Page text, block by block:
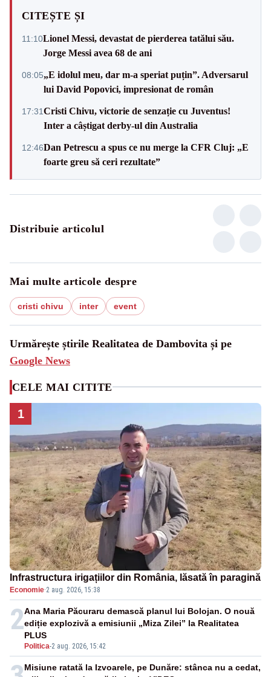
CITEȘTE ȘI
11:10Lionel Messi, devastat de pierderea tatălui său.
Jorge Messi avea 68 de ani
08:05„E idolul meu, dar m-a speriat puțin”. Adversarul
lui David Popovici, impresionat de român
17:31Cristi Chivu, victorie de senzație cu Juventus!
Inter a câștigat derby-ul din Australia
12:46Dan Petrescu a spus ce nu merge la CFR Cluj: „E
foarte greu să ceri rezultate”
Distribuie articolul
Mai multe articole despre
cristi chivu inter event
Urmărește știrile Realitatea de Dambovita și pe
Google News
CELE MAI CITITE
1
Infrastructura irigațiilor din România, lăsată în paragină
Economie·2 aug. 2026, 15:38
2
Politica-2 aug. 2026, 15:42
Ana Maria Păcuraru demască planul lui Bolojan. O nouă
ediție explozivă a emisiunii „Miza Zilei” la Realitatea
PLUS
Misiune ratată la Izvoarele, pe Dunăre: stânca nu a cedat,